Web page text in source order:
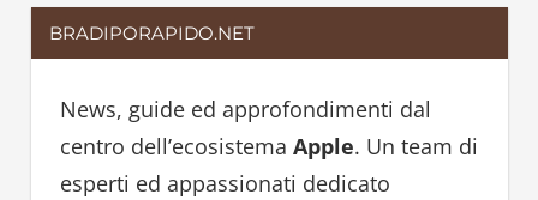
r
c
BRADIPORAPIDO.NET
News, guide ed approfondimenti dal
centro dell’ecosistema Apple. Un team di
esperti ed appassionati dedicato